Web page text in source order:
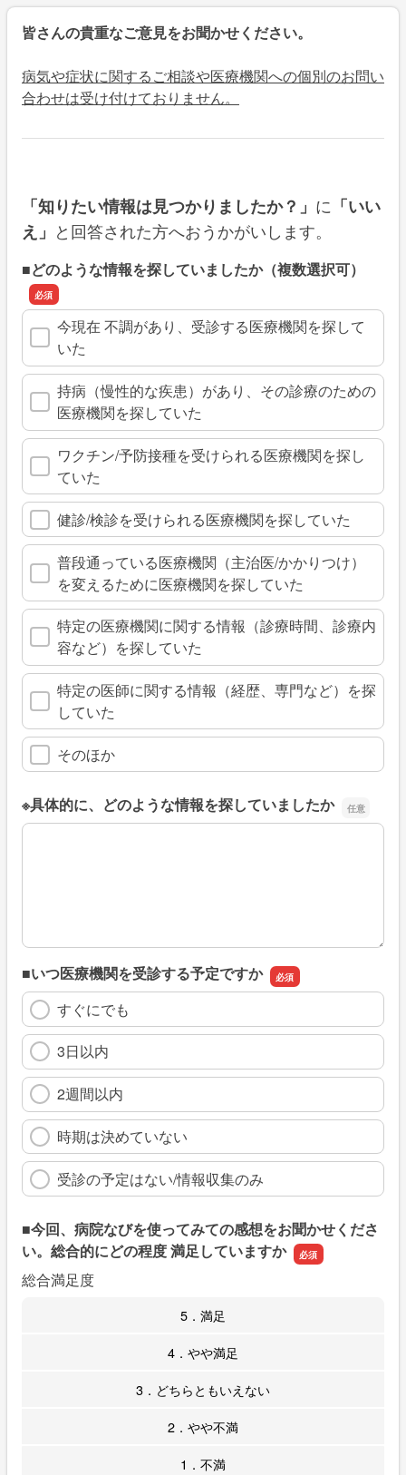
皆さんの貴重なご意見をお聞かせください。
病気や症状に関するご相談や医療機関への個別のお問い
合わせは受け付けておりません。
「知りたい情報は見つかりましたか？」 に 「いい
え」 と回答された方へおうかがいします。
■どのような情報を探していましたか（複数選択可）
今現在 不調があり、受診する医療機関を探して
いた
持病（慢性的な疾患）があり、その診療のための
医療機関を探していた
ワクチン/予防接種を受けられる医療機関を探し
ていた
健診/検診を受けられる医療機関を探していた
普段通っている医療機関（主治医/かかりつけ）
を変えるために医療機関を探していた
特定の医療機関に関する情報（診療時間、診療内
容など）を探していた
特定の医師に関する情報（経歴、専門など）を探
していた
そのほか
※具体的に、どのような情報を探していましたか
※具体的に、どのような情報を探していましたか
■いつ医療機関を受診する予定ですか
すぐにでも
3日以内
2週間以内
時期は決めていない
受診の予定はない/情報収集のみ
■今回、病院なびを使ってみての感想をお聞かせくださ
い。総合的にどの程度 満足していますか
総合満足度
5．満足
4．やや満足
3．どちらともいえない
2．やや不満
1．不満